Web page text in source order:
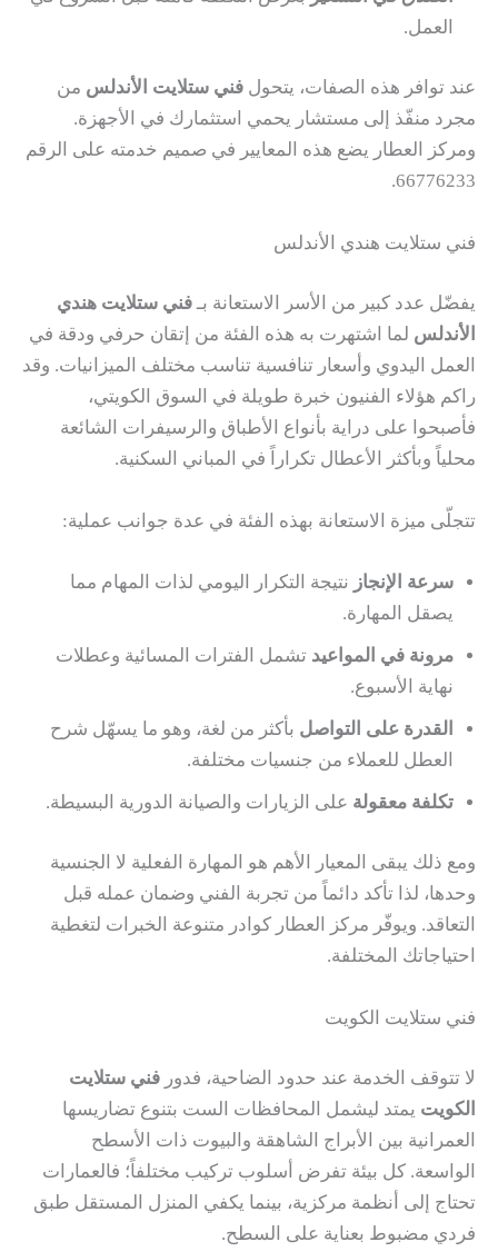
العمل.
عند توافر هذه الصفات، يتحول فني ستلايت الأندلس من
مجرد منفّذ إلى مستشار يحمي استثمارك في الأجهزة.
ومركز العطار يضع هذه المعايير في صميم خدمته على الرقم
66776233.
فني ستلايت هندي الأندلس
يفضّل عدد كبير من الأسر الاستعانة بـ فني ستلايت هندي
الأندلس لما اشتهرت به هذه الفئة من إتقان حرفي ودقة في
العمل اليدوي وأسعار تنافسية تناسب مختلف الميزانيات. وقد
راكم هؤلاء الفنيون خبرة طويلة في السوق الكويتي،
فأصبحوا على دراية بأنواع الأطباق والرسيفرات الشائعة
محلياً وبأكثر الأعطال تكراراً في المباني السكنية.
تتجلّى ميزة الاستعانة بهذه الفئة في عدة جوانب عملية:
سرعة الإنجاز نتيجة التكرار اليومي لذات المهام مما
يصقل المهارة.
مرونة في المواعيد تشمل الفترات المسائية وعطلات
نهاية الأسبوع.
القدرة على التواصل بأكثر من لغة، وهو ما يسهّل شرح
العطل للعملاء من جنسيات مختلفة.
تكلفة معقولة على الزيارات والصيانة الدورية البسيطة.
ومع ذلك يبقى المعيار الأهم هو المهارة الفعلية لا الجنسية
وحدها، لذا تأكد دائماً من تجربة الفني وضمان عمله قبل
التعاقد. ويوفّر مركز العطار كوادر متنوعة الخبرات لتغطية
احتياجاتك المختلفة.
فني ستلايت الكويت
لا تتوقف الخدمة عند حدود الضاحية، فدور فني ستلايت
الكويت يمتد ليشمل المحافظات الست بتنوع تضاريسها
العمرانية بين الأبراج الشاهقة والبيوت ذات الأسطح
الواسعة. كل بيئة تفرض أسلوب تركيب مختلفاً؛ فالعمارات
تحتاج إلى أنظمة مركزية، بينما يكفي المنزل المستقل طبق
فردي مضبوط بعناية على السطح.